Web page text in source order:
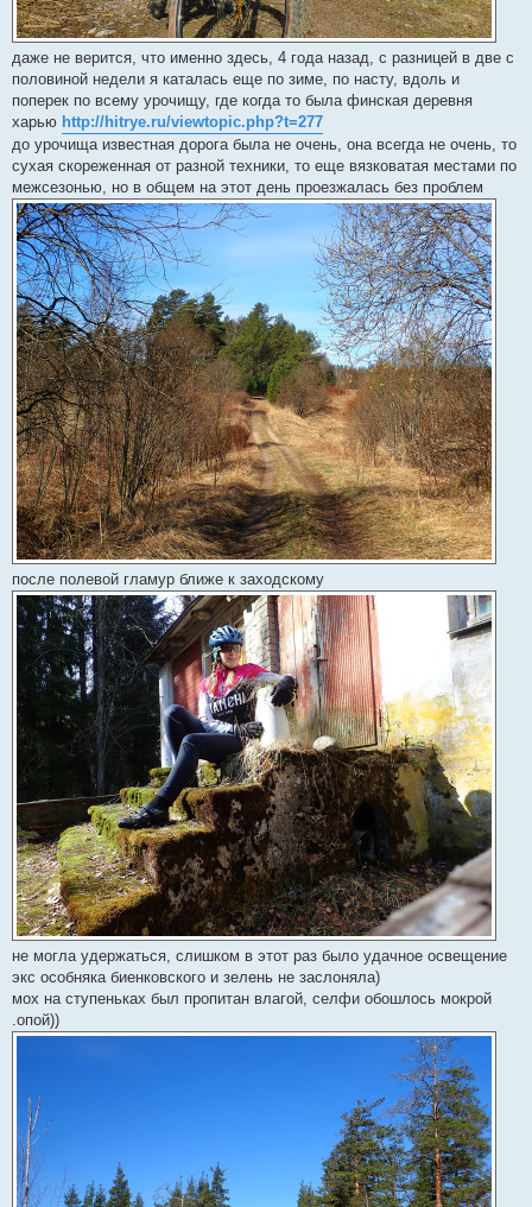
даже не верится, что именно здесь, 4 года назад, с разницей в две с
половиной недели я каталась еще по зиме, по насту, вдоль и
поперек по всему урочищу, где когда то была финская деревня
харью http://hitrye.ru/viewtopic.php?t=277
до урочища известная дорога была не очень, она всегда не очень, то
сухая скореженная от разной техники, то еще вязковатая местами по
межсезонью, но в общем на этот день проезжалась без проблем
после полевой гламур ближе к заходскому
не могла удержаться, слишком в этот раз было удачное освещение
экс особняка биенковского и зелень не заслоняла)
мох на ступеньках был пропитан влагой, селфи обошлось мокрой
.опой))